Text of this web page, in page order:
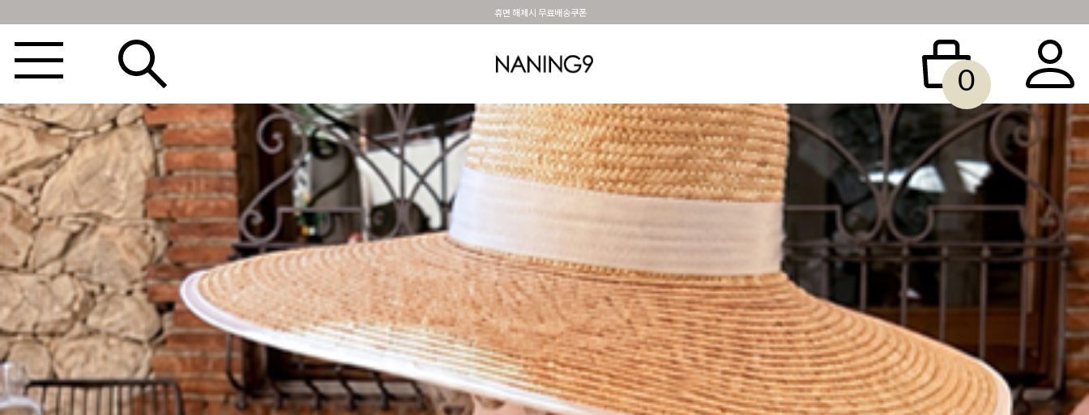
BEST 포토리뷰 - 매주 2명추첨 3만원쿠폰
0
BEST100🤍 NEW5% 베스트재진행 썸머여행룩 아울렛 하객&모임룩 OUTER TOP DRESS&SKIRT PANTS 세트아이템 MADE N9 SHOES & BAG ACCESSORY SALE 빅사이즈